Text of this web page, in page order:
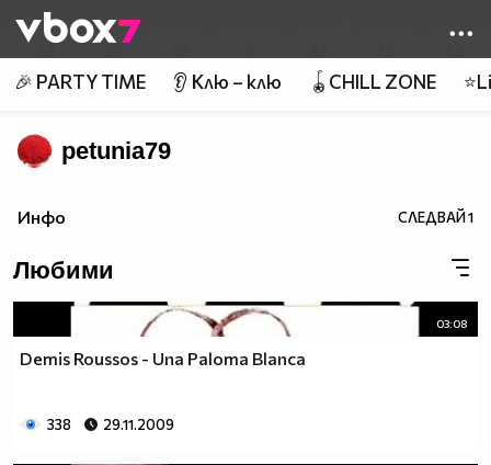
👾
🎉 PARTY TIME 👂 Клю – клю 🪀CHILL ZONE
petunia79
Инфо СЛЕДВАЙ1
Любими
03:08
Demis Roussos - Una Paloma Blanca
338 29.11.2009